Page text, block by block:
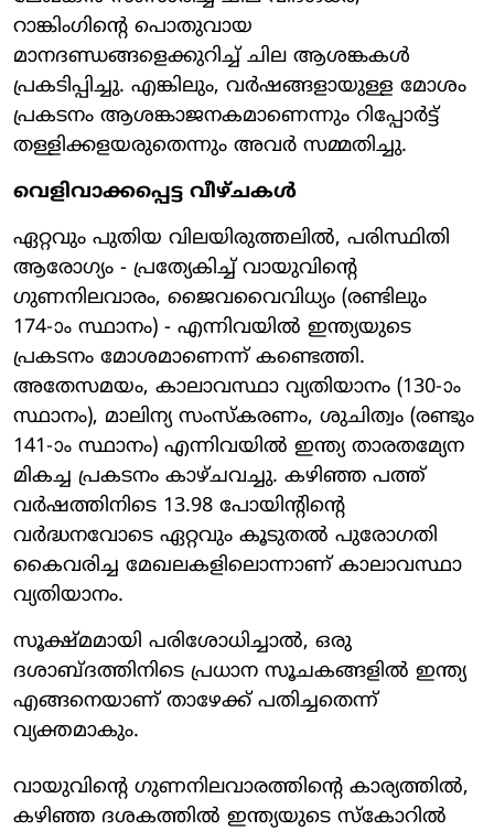
റാങ്കിംഗിന്റെ പൊതുവായ
മാനദണ്ഡങ്ങളെക്കുറിച്ച് ചില ആശങ്കകൾ
പ്രകടിപ്പിച്ചു. എങ്കിലും, വർഷങ്ങളായുള്ള മോശം
പ്രകടനം ആശങ്കാജനകമാണെന്നും റിപ്പോർട്ട്
തള്ളിക്കളയരുതെന്നും അവർ സമ്മതിച്ചു.
വെളിവാക്കപ്പെട്ട വീഴ്ചകൾ
ഏറ്റവും പുതിയ വിലയിരുത്തലിൽ, പരിസ്ഥിതി
ആരോഗ്യം - പ്രത്യേകിച്ച് വായുവിന്റെ
ഗുണനിലവാരം, ജൈവവൈവിധ്യം (രണ്ടിലും
174-ാം സ്ഥാനം) - എന്നിവയിൽ ഇന്ത്യയുടെ
പ്രകടനം മോശമാണെന്ന് കണ്ടെത്തി.
അതേസമയം, കാലാവസ്ഥാ വ്യതിയാനം (130-ാം
സ്ഥാനം), മാലിന്യ സംസ്കരണം, ശുചിത്വം (രണ്ടും
141-ാം സ്ഥാനം) എന്നിവയിൽ ഇന്ത്യ താരതമ്യേന
മികച്ച പ്രകടനം കാഴ്ചവച്ചു. കഴിഞ്ഞ പത്ത്
വർഷത്തിനിടെ 13.98 പോയിന്റിന്റെ
വർദ്ധനവോടെ ഏറ്റവും കൂടുതൽ പുരോഗതി
കൈവരിച്ച മേഖലകളിലൊന്നാണ് കാലാവസ്ഥാ
വ്യതിയാനം.
സൂക്ഷ്മമായി പരിശോധിച്ചാൽ, ഒരു
ദശാബ്ദത്തിനിടെ പ്രധാന സൂചകങ്ങളിൽ ഇന്ത്യ
എങ്ങനെയാണ് താഴേക്ക് പതിച്ചതെന്ന്
വ്യക്തമാകും.
വായുവിന്റെ ഗുണനിലവാരത്തിന്റെ കാര്യത്തിൽ,
കഴിഞ്ഞ ദശകത്തിൽ ഇന്ത്യയുടെ സ്‌കോറിൽ